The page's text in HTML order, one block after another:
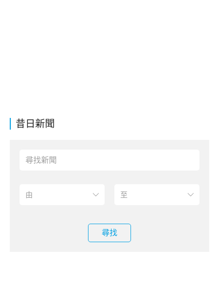
昔日新聞
尋找